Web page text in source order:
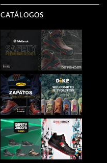
CATÁLOGOS